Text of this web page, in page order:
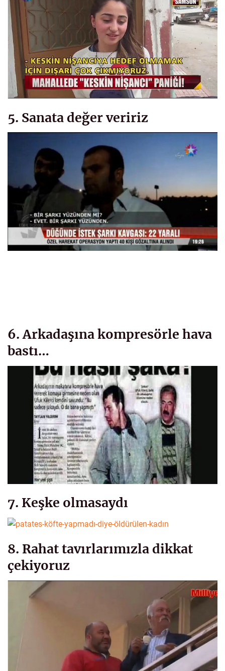
5. Sanata değer veririz
6. Arkadaşına kompresörle hava
bastı…
7. Keşke olmasaydı
8. Rahat tavırlarımızla dikkat
çekiyoruz